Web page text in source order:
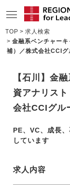
サービスの特長
企業TOPインタ
コンサルタント
リサーチ
TOP
求人検索
金融系ベンチャー
補）／株式会社CCIグ
【石川】金
資アナリス
会社CCIグル
PE、VC、成長
しています
求人内容